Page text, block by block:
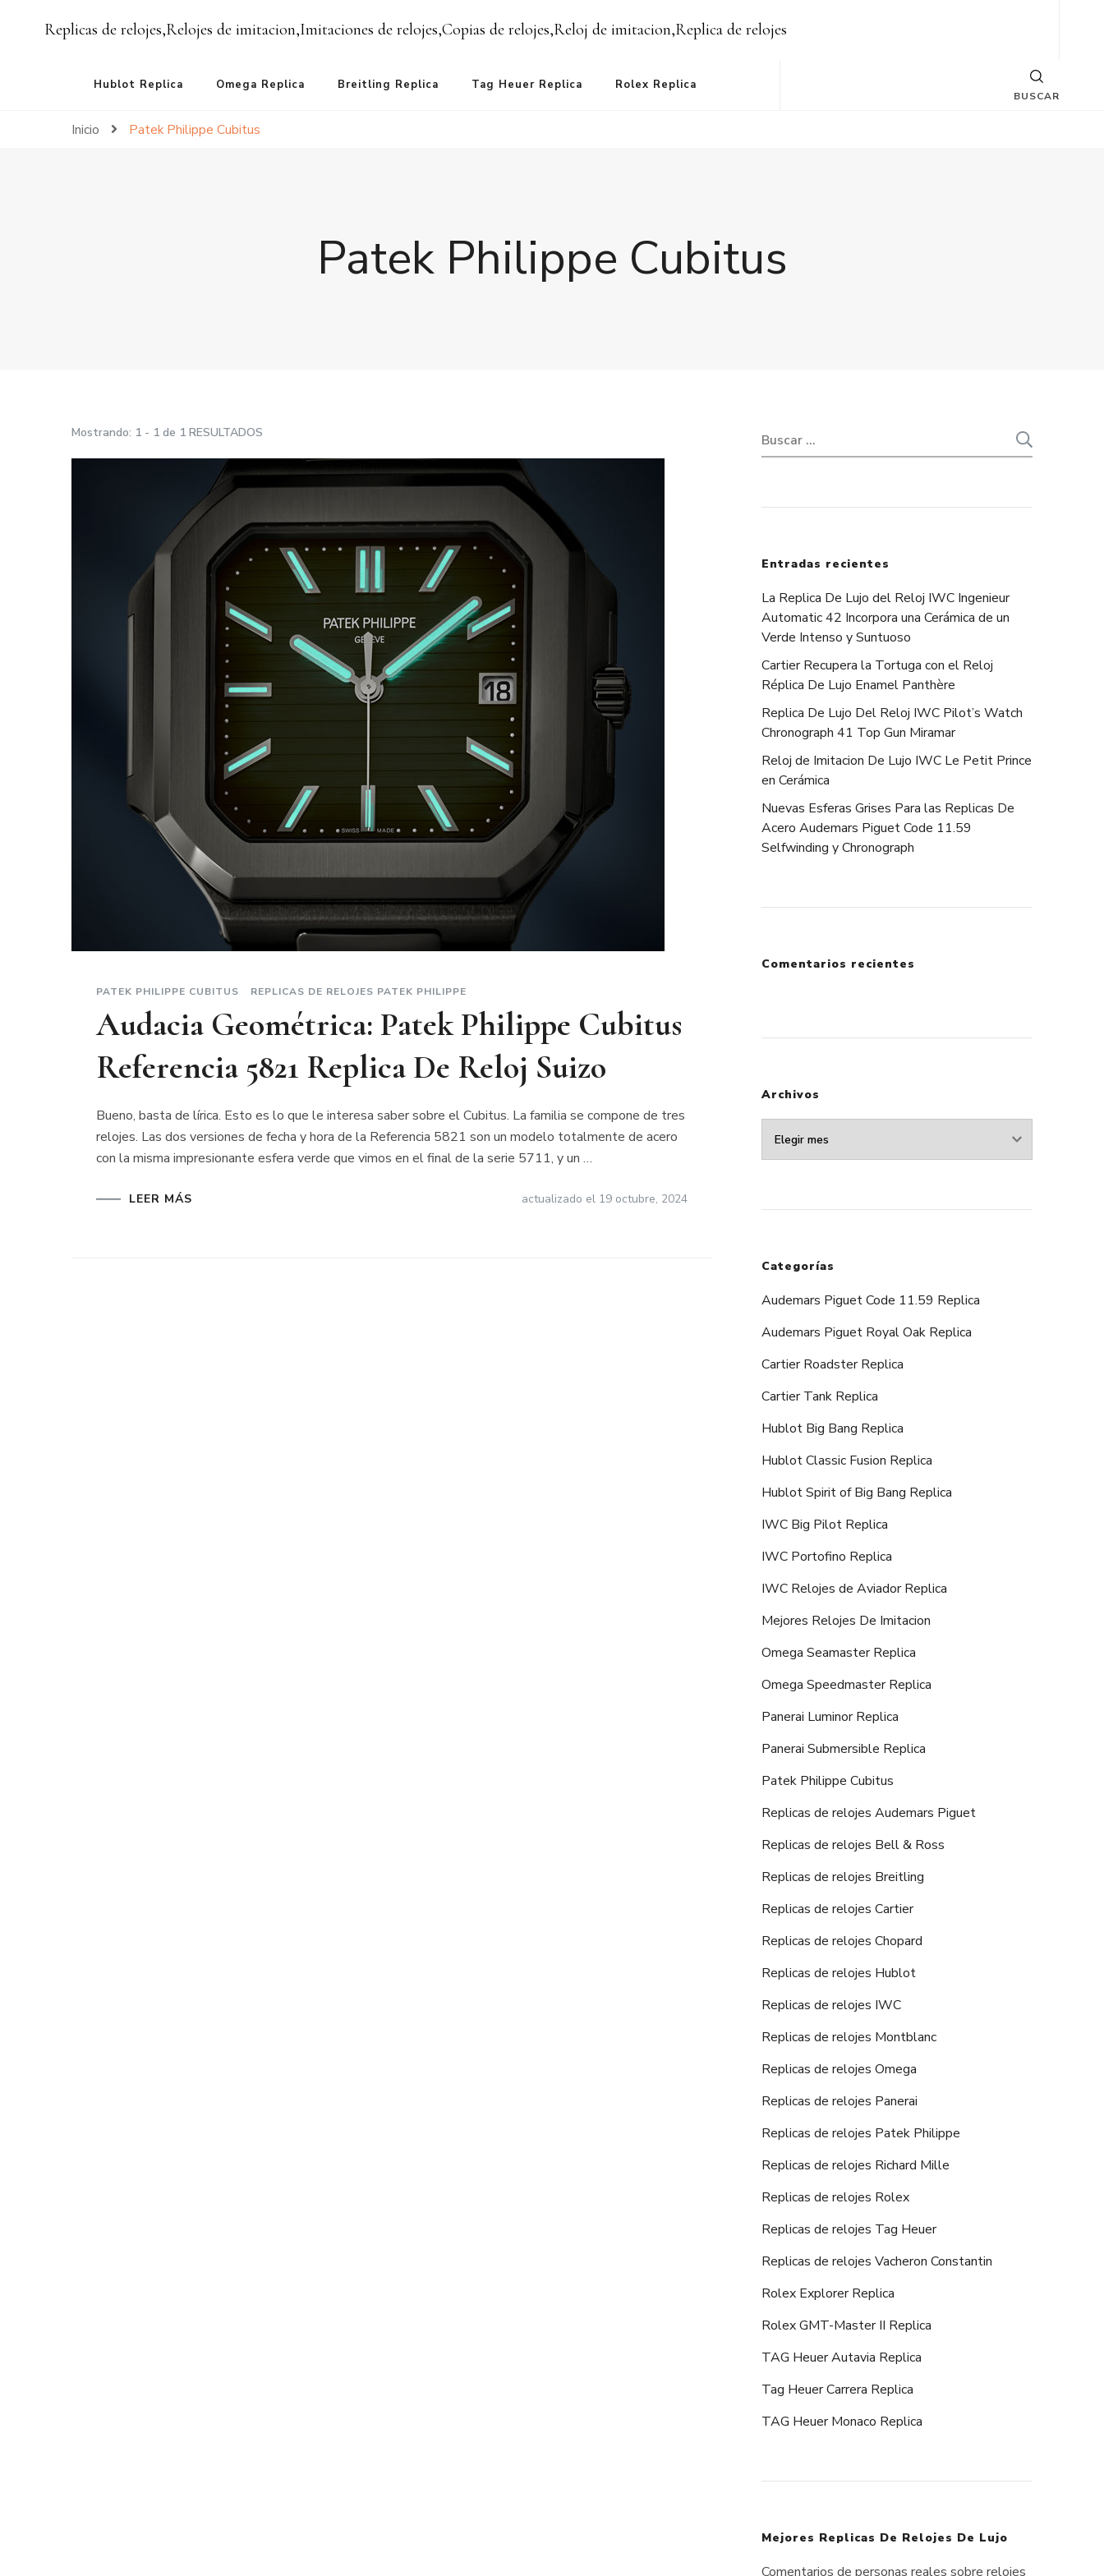
Replicas de relojes,Relojes de imitacion,Imitaciones de relojes,Copias de relojes,Reloj de imitacion,Replica de relojes
Hublot Replica Omega Replica Breitling Replica Tag Heuer Replica Rolex Replica
BUSCAR
Inicio Patek Philippe Cubitus
Patek Philippe Cubitus
Mostrando: 1 - 1 de 1 RESULTADOS
PATEK PHILIPPE CUBITUS REPLICAS DE RELOJES PATEK PHILIPPE
Audacia Geométrica: Patek Philippe Cubitus
Referencia 5821 Replica De Reloj Suizo
Bueno, basta de lírica. Esto es lo que le interesa saber sobre el Cubitus. La familia se compone de tres
relojes. Las dos versiones de fecha y hora de la Referencia 5821 son un modelo totalmente de acero
con la misma impresionante esfera verde que vimos en el final de la serie 5711, y un …
LEER MÁS actualizado el 19 octubre, 2024
Buscar:
Entradas recientes
La Replica De Lujo del Reloj IWC Ingenieur
Automatic 42 Incorpora una Cerámica de un
Verde Intenso y Suntuoso
Cartier Recupera la Tortuga con el Reloj
Réplica De Lujo Enamel Panthère
Replica De Lujo Del Reloj IWC Pilot’s Watch
Chronograph 41 Top Gun Miramar
Reloj de Imitacion De Lujo IWC Le Petit Prince
en Cerámica
Nuevas Esferas Grises Para las Replicas De
Acero Audemars Piguet Code 11.59
Selfwinding y Chronograph
Comentarios recientes
Archivos
Archivos
Categorías
Audemars Piguet Code 11.59 Replica
Audemars Piguet Royal Oak Replica
Cartier Roadster Replica
Cartier Tank Replica
Hublot Big Bang Replica
Hublot Classic Fusion Replica
Hublot Spirit of Big Bang Replica
IWC Big Pilot Replica
IWC Portofino Replica
IWC Relojes de Aviador Replica
Mejores Relojes De Imitacion
Omega Seamaster Replica
Omega Speedmaster Replica
Panerai Luminor Replica
Panerai Submersible Replica
Patek Philippe Cubitus
Replicas de relojes Audemars Piguet
Replicas de relojes Bell & Ross
Replicas de relojes Breitling
Replicas de relojes Cartier
Replicas de relojes Chopard
Replicas de relojes Hublot
Replicas de relojes IWC
Replicas de relojes Montblanc
Replicas de relojes Omega
Replicas de relojes Panerai
Replicas de relojes Patek Philippe
Replicas de relojes Richard Mille
Replicas de relojes Rolex
Replicas de relojes Tag Heuer
Replicas de relojes Vacheron Constantin
Rolex Explorer Replica
Rolex GMT-Master II Replica
TAG Heuer Autavia Replica
Tag Heuer Carrera Replica
TAG Heuer Monaco Replica
Mejores Replicas De Relojes De Lujo
Comentarios de personas reales sobre relojes